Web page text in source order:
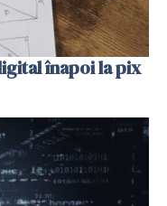
înapoi la pix